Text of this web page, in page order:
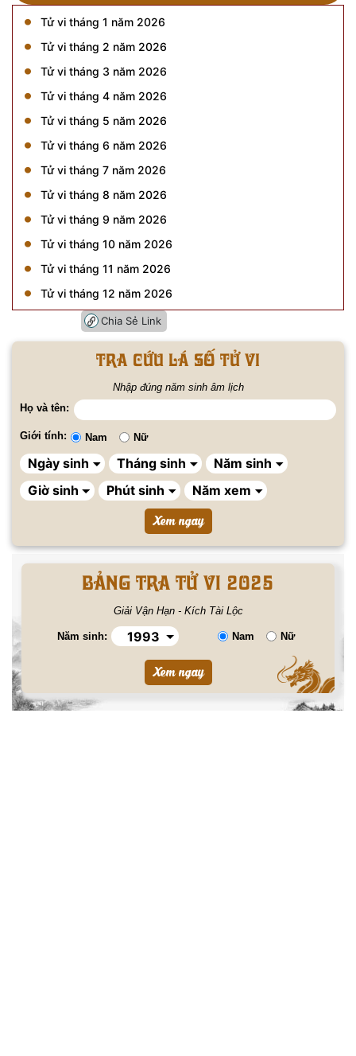
Tử vi tháng 1 năm 2026
Tử vi tháng 2 năm 2026
Tử vi tháng 3 năm 2026
Tử vi tháng 4 năm 2026
Tử vi tháng 5 năm 2026
Tử vi tháng 6 năm 2026
Tử vi tháng 7 năm 2026
Tử vi tháng 8 năm 2026
Tử vi tháng 9 năm 2026
Tử vi tháng 10 năm 2026
Tử vi tháng 11 năm 2026
Tử vi tháng 12 năm 2026
Chia Sẻ Link
Tra cứu lá số tử vi
Nhập đúng năm sinh âm lịch
Họ và tên:
Giới tính: Nam Nữ
BẢNG TRA TỬ VI 2025
Giải Vận Hạn - Kích Tài Lộc
Năm sinh: Nam Nữ